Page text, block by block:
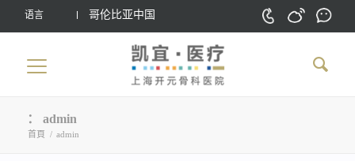
语言 哥伦比亚中国
： admin
首頁 / admin